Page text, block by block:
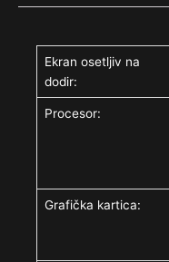
Ekran osetljiv na
dodir:
Procesor:
Grafička kartica: